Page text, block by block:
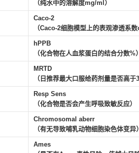
（纯水中的溶解度mg/ml）
Caco-2
（Caco-2细胞模型上的表观渗透系
hPPB
（化合物在人血浆蛋白的结合分数%
MRTD
（日推荐最大口服给药剂量是否高
Resp Sens
（化合物是否会产生呼吸致敏反应）
Chromosomal aberr
（有无导致哺乳动物细胞染色体变异
Ames